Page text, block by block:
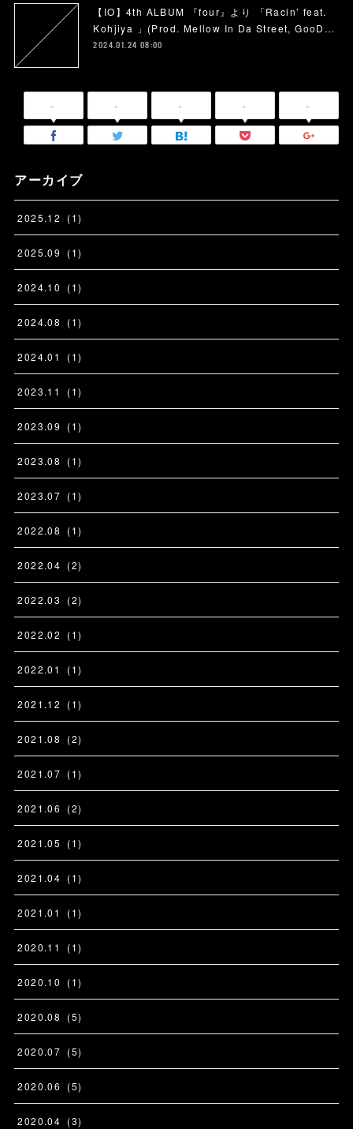
【IO】4th ALBUM 『four』より 「Racin’ feat.
Kohjiya 」(Prod. Mellow In Da Street, GooD…
2024.01.24 08:00
- - - - -
アーカイブ
2025.12 (1)
2025.09 (1)
2024.10 (1)
2024.08 (1)
2024.01 (1)
2023.11 (1)
2023.09 (1)
2023.08 (1)
2023.07 (1)
2022.08 (1)
2022.04 (2)
2022.03 (2)
2022.02 (1)
2022.01 (1)
2021 .12 (1)
2021 .08 (2)
2021 .07 (1)
2021 .06 (2)
2021 .05 (1)
2021 .04 (1)
2021 .01 (1)
2020.11 (1)
2020.10 (1)
2020.08 (5)
2020.07 (5)
2020.06 (5)
2020.04 (3)